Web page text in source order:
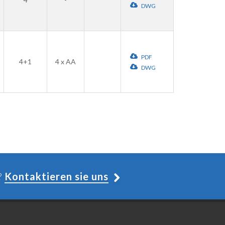
DWG
4+1 4 x AA
PDF
DWG
Kontaktieren sie uns